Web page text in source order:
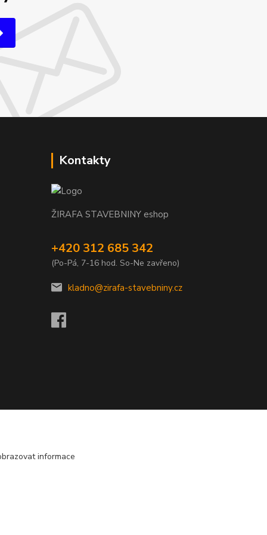
Kontakty
ŽIRAFA STAVEBNINY eshop
+420 312 685 342
(Po-Pá, 7-16 hod. So-Ne zavřeno)
kladno@zirafa-stavebniny.cz
informace